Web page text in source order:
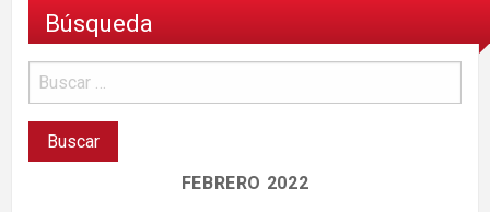
Búsqueda
FEBRERO 2022